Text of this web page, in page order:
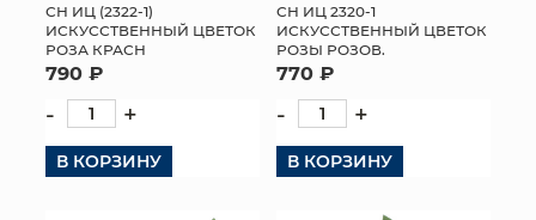
СН ИЦ (2322-1)
ИСКУССТВЕННЫЙ ЦВЕТОК
РОЗА КРАСН
790 ₽
- +
В КОРЗИНУ
СН ИЦ 2320-1
ИСКУССТВЕННЫЙ ЦВЕТОК
РОЗЫ РОЗОВ.
770 ₽
- +
В КОРЗИНУ